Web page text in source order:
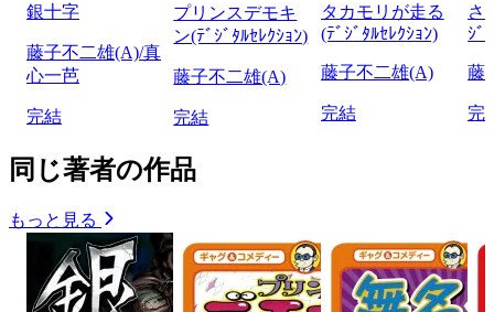
銀十字
藤子不二雄(A)/真
心一芭
完結
プリンスデモキ
ン(ﾃﾞｼﾞﾀﾙｾﾚｸｼｮﾝ)
藤子不二雄(A)
完結
タカモリが走る
(ﾃﾞｼﾞﾀﾙｾﾚｸｼｮﾝ)
藤子不二雄(A)
完結
さ
ｼﾞ
藤
完
同じ著者の作品
もっと見る